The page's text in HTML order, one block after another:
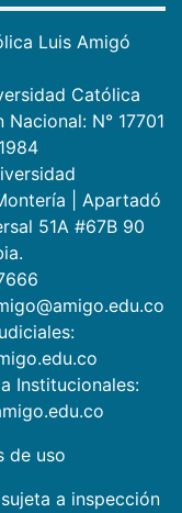
Luis Amigó
Católica
N° 17701
Apartadó
51A #67B 90
Institucionales:
de uso
a inspección